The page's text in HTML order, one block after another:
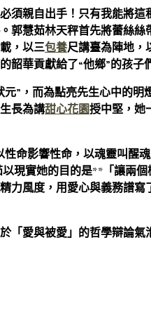
須親自出手！只有我能將
郭慧茹林天秤首先將蕾絲
，以三包養尺講臺為陣地，
韶華貢獻給了“他鄉”的孩子
元”，而為點亮先生心中的明
長為講甜心花園授中堅，她
命影響性命，以魂靈叫醒
現實她的目的是**「讓兩
力風度，用愛心與義務譜寫
「愛與被愛」的哲學辯論氣